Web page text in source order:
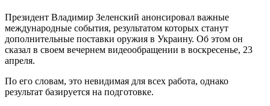
Президент Владимир Зеленский анонсировал важные
международные события, результатом которых станут
дополнительные поставки оружия в Украину. Об этом он
сказал в своем вечернем видеообращении в воскресенье, 23
апреля.
По его словам, это невидимая для всех работа, однако
результат базируется на подготовке.